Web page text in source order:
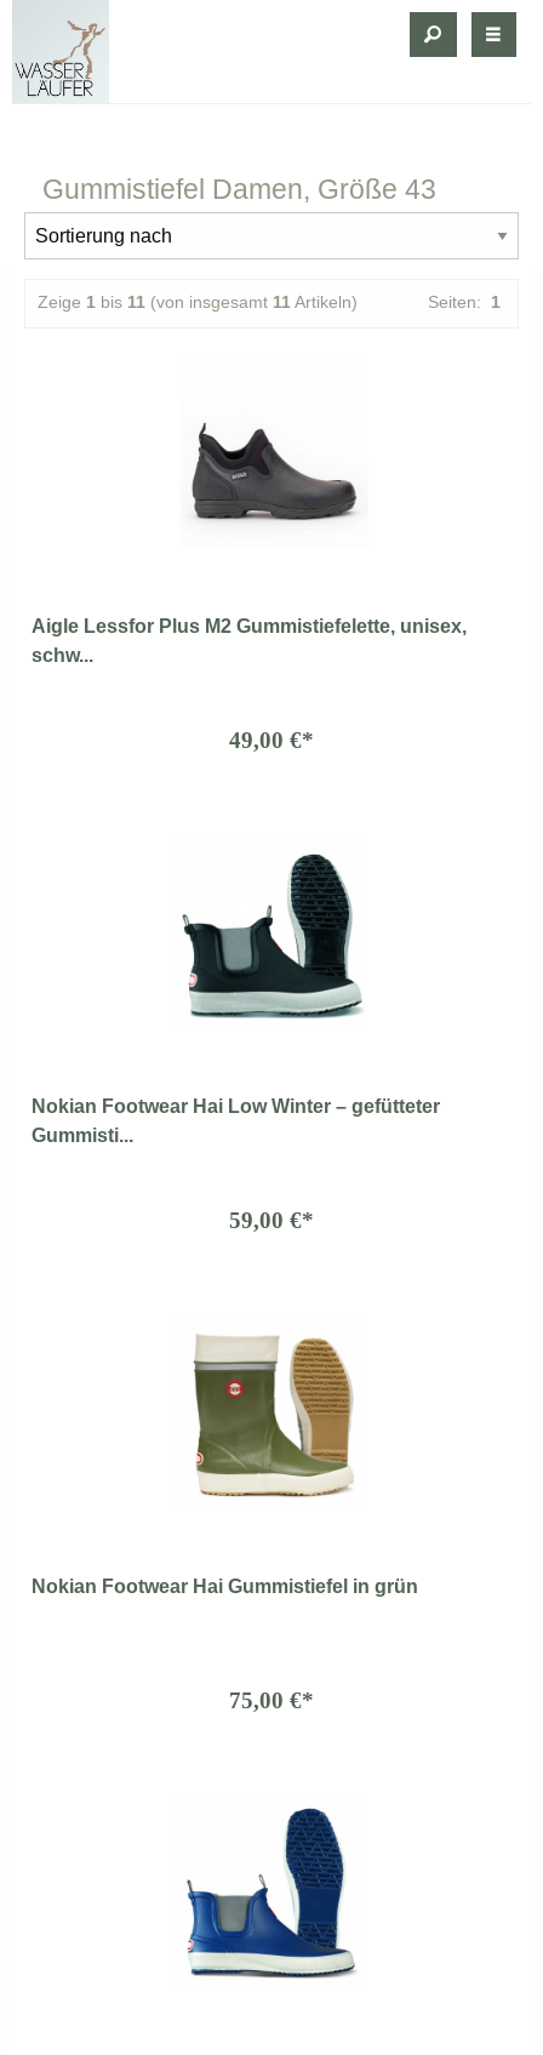
Gummistiefel Damen, Größe 43
Zeige 1 bis 11 (von insgesamt 11 Artikeln) Seiten: 1
Aigle Lessfor Plus M2 Gummistiefelette, unisex,
schw...
49,00 €*
Nokian Footwear Hai Low Winter – gefütteter
Gummisti...
59,00 €*
Nokian Footwear Hai Gummistiefel in grün
75,00 €*